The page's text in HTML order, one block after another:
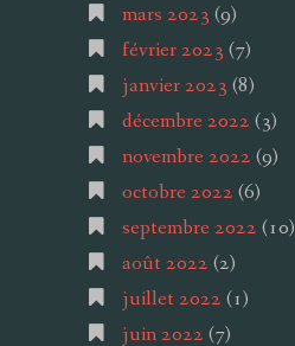
mars 2023 (9)
février 2023 (7)
janvier 2023 (8)
décembre 2022 (3)
novembre 2022 (9)
octobre 2022 (6)
septembre 2022 (10)
août 2022 (2)
juillet 2022 (1)
juin 2022 (7)